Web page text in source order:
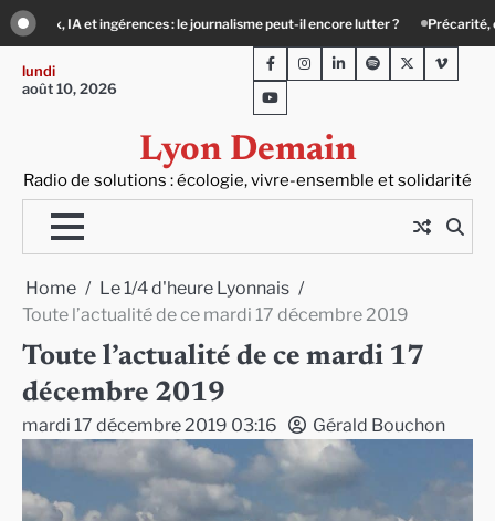
Skip
to
content
peut-il encore lutter ? Précarité, canicule, solitude : quand le lien
lundi
août 10, 2026
Lyon Demain
Radio de solutions : écologie, vivre-ensemble et solidarité
FacebookInstagram
LinkedInSpotifyTwitterViméo
Youtube
Home
Le 1/4 d'heure Lyonnais
Toute l’actualité de ce mardi 17 décembre 2019
Toute l’actualité de ce mardi 17
décembre 2019
mardi 17 décembre 2019 03:16 Gérald Bouchon